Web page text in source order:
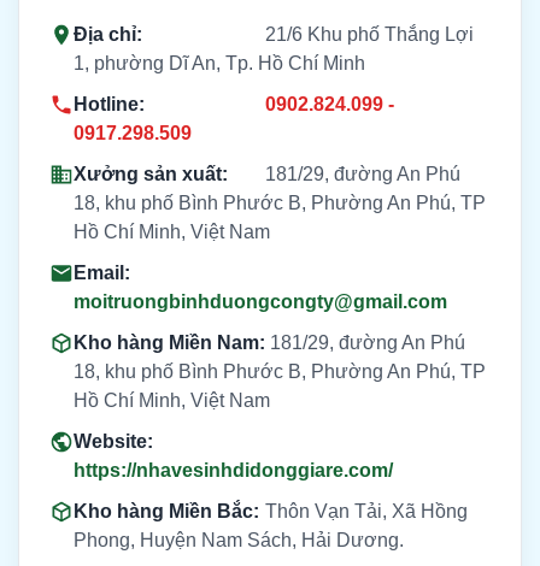
Địa chỉ:
21/6 Khu phố Thắng Lợi
1, phường Dĩ An, Tp. Hồ Chí Minh
Hotline:
0902.824.099 -
0917.298.509
Xưởng sản xuất:
181/29, đường An Phú
18, khu phố Bình Phước B, Phường An Phú, TP
Hồ Chí Minh, Việt Nam
Email:
moitruongbinhduongcongty@gmail.com
Kho hàng Miền Nam: 181/29, đường An Phú
18, khu phố Bình Phước B, Phường An Phú, TP
Hồ Chí Minh, Việt Nam
Website:
https://nhavesinhdidonggiare.com/
Kho hàng Miền Bắc: Thôn Vạn Tải, Xã Hồng
Phong, Huyện Nam Sách, Hải Dương.